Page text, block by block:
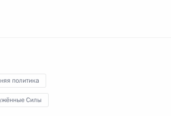
Сил Валерием
политика
Силы